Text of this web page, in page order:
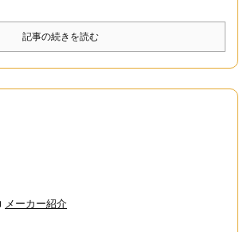
記事の続きを読む
メーカー紹介